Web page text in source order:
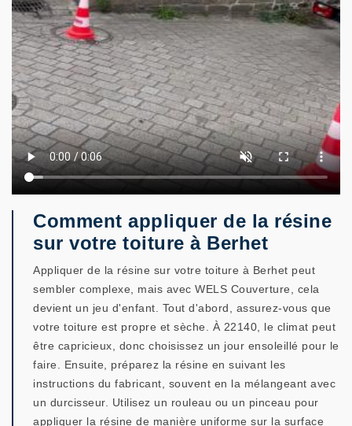
Comment appliquer de la résine
sur votre toiture à Berhet
Appliquer de la résine sur votre toiture à Berhet peut
sembler complexe, mais avec WELS Couverture, cela
devient un jeu d'enfant. Tout d'abord, assurez-vous que
votre toiture est propre et sèche. À 22140, le climat peut
être capricieux, donc choisissez un jour ensoleillé pour le
faire. Ensuite, préparez la résine en suivant les
instructions du fabricant, souvent en la mélangeant avec
un durcisseur. Utilisez un rouleau ou un pinceau pour
appliquer la résine de manière uniforme sur la surface